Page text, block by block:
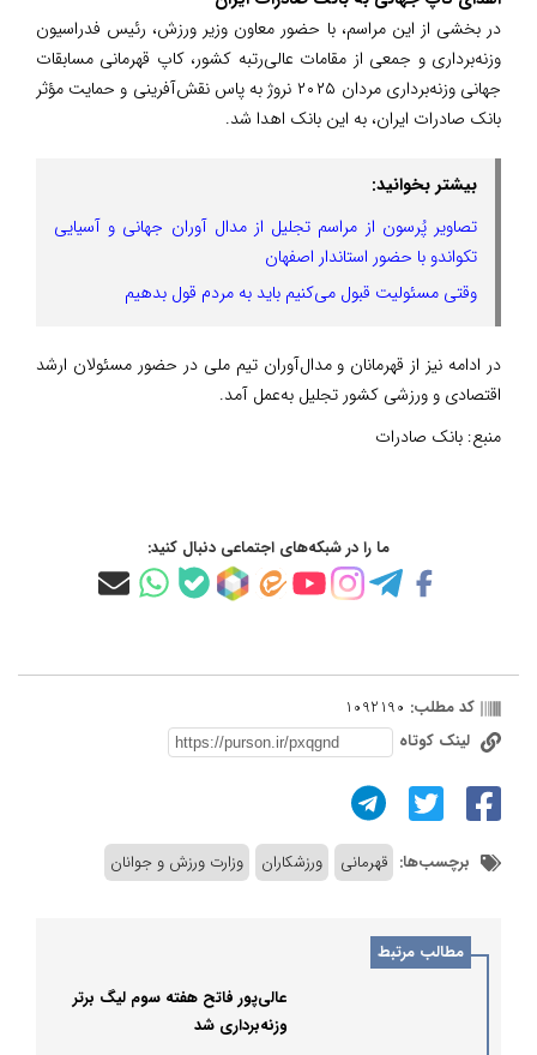
در بخشی از این مراسم، با حضور معاون وزیر ورزش، رئیس فدراسیون
وزنه‌برداری و جمعی از مقامات عالی‌رتبه کشور، کاپ قهرمانی مسابقات
جهانی وزنه‌برداری مردان ۲۰۲۵ نروژ به پاس نقش‌آفرینی و حمایت مؤثر
بانک صادرات ایران، به این بانک اهدا شد.
بیشتر بخوانید:
تصاویر پُرسون از مراسم تجلیل از مدال آوران جهانی و آسیایی
تکواندو با حضور استاندار اصفهان
وقتی مسئولیت قبول می‌کنیم باید به مردم قول بدهیم
در ادامه نیز از قهرمانان و مدال‌آوران تیم ملی در حضور مسئولان ارشد
اقتصادی و ورزشی کشور تجلیل به‌عمل آمد.
منبع: بانک صادرات
ما را در شبکه‌های اجتماعی دنبال کنید:
کد مطلب: 1092190
لینک کوتاه
برچسب‌ها: قهرمانی ورزشکاران وزارت ورزش و جوانان
مطالب مرتبط
عالی‌پور فاتح هفته سوم لیگ برتر
وزنه‌برداری شد